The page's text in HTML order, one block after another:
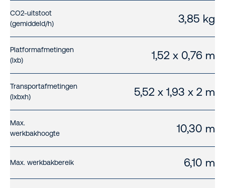
CO2-uitstoot
(gemiddeld/h)
3,85 kg
Platformafmetingen
(lxb)
1,52 x 0,76 m
Transportafmetingen
(lxbxh)
5,52 x 1,93 x 2 m
Max.
werkbakhoogte
10,30 m
Max. werkbakbereik 6,10 m